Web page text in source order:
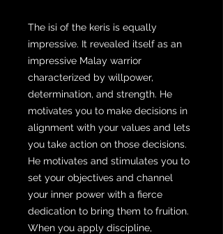
The isi of the keris is equally
impressive. It revealed itself as an
impressive Malay warrior
characterized by willpower,
determination, and strength. He
motivates you to make decisions in
alignment with your values and lets
you take action on those decisions.
He motivates and stimulates you to
set your objectives and channel
your inner power with a fierce
dedication to bring them to fruition.
When you apply discipline,